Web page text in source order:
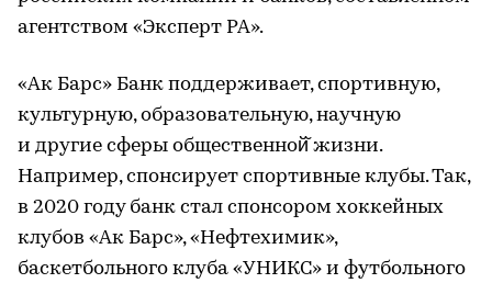
агентством «Эксперт РА».
«Ак Барс» Банк поддерживает, спортивную,
культурную, образовательную, научную
и другие сферы общественной̆ жизни.
Например, спонсирует спортивные клубы. Так,
в 2020 году банк стал спонсором хоккейных
клубов «Ак Барс», «Нефтехимик»,
баскетбольного клуба «УНИКС» и футбольного